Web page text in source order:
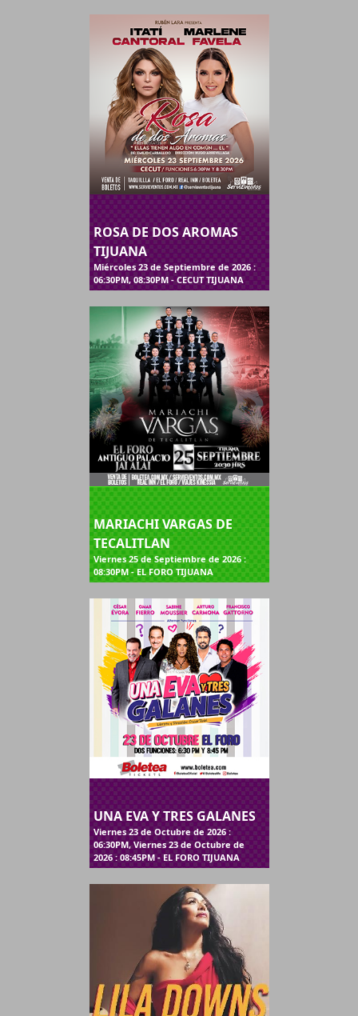
ROSA DE DOS AROMAS
TIJUANA
Miércoles 23 de Septiembre de 2026 :
06:30PM, 08:30PM - CECUT TIJUANA
MARIACHI VARGAS DE
TECALITLAN
Viernes 25 de Septiembre de 2026 :
08:30PM - EL FORO TIJUANA
UNA EVA Y TRES GALANES
Viernes 23 de Octubre de 2026 :
06:30PM, Viernes 23 de Octubre de
2026 : 08:45PM - EL FORO TIJUANA